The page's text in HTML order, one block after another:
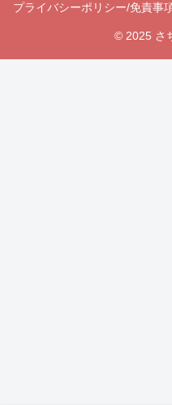
プライバシーポリシー/免責事
© 2025 さ